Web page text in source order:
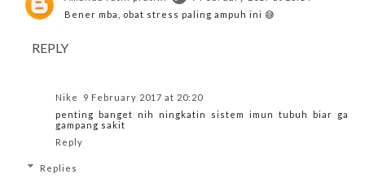
Bener mba, obat stress paling ampuh ini 😅
REPLY
Nike
9 February 2017 at 20:20
penting banget nih ningkatin sistem imun tubuh biar ga
gampang sakit
Reply
Replies